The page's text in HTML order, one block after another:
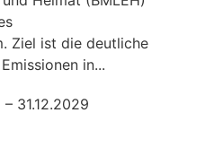
Ziel ist die deutliche
in...
31.12.2029